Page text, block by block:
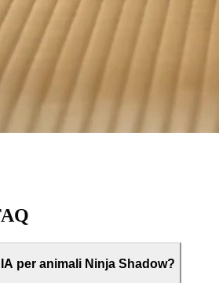
per animali Ninja Shadow?